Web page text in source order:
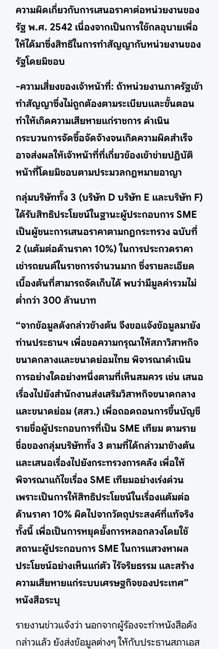
ความผิดเกี่ยวกับการเสนอราคาต่อหน่วยงานของ
รัฐ พ.ศ. 2542 เนื่องจากเป็นการใช้กลอุบายเพื่อ
ให้ได้มาซึ่งสิทธิในการทำสัญญากับหน่วยงานของ
รัฐโดยมิชอบ
-ความเสี่ยงของเจ้าหน้าที่: ถ้าหน่วยงานภาครัฐเข้า
ทำสัญญาซึ่งไม่ถูกต้องตามระเบียบและขั้นตอน
ทำให้เกิดความเสียหายแก่ราชการ ดำเนิน
กระบวนการจัดซื้อจัดจ้างจนเกิดความผิดสำเร็จ
อาจส่งผลให้เจ้าหน้าที่ที่เกี่ยวข้องเข้าข่ายปฏิบัติ
หน้าที่โดยมิชอบตามประมวลกฎหมายอาญา
กลุ่มบริษัททั้ง 3 (บริษัท D บริษัท E และบริษัท F)
ได้รับสิทธิประโยชน์ในฐานะผู้ประกอบการ SME
เป็นผู้ชนะการเสนอราคาตามกฎกระทรวง ฉบับที่
2 (แต้มต่อด้านราคา 10%) ในการประกวดราคา
เช่ารถยนต์ในราชการจำนวนมาก ซึ่งรายละเอียด
เบื้องต้นที่สามารถจัดเก็บได้ พบว่ามีมูลค่ารวมไม่
ต่ำกว่า 300 ล้านบาท
“จากข้อมูลดังกล่าวข้างต้น จึงขอแจ้งข้อมูลมายัง
ท่านประธานฯ เพื่อขอความกรุณาให้สภาวิสาหกิจ
ขนาดกลางและขนาดย่อมไทย พิจารณาดำเนิน
การอย่างใดอย่างหนึ่งตามที่เห็นสมควร เช่น เสนอ
เรื่องไปยังสำนักงานส่งเสริมวิสาหกิจขนาดกลาง
และขนาดย่อม (สสว.) เพื่อถอดถอนการขึ้นบัญชี
รายชื่อผู้ประกอบการที่เป็น SME เทียม ตามราย
ชื่อของกลุ่มบริษัททั้ง 3 ตามที่ได้กล่าวมาข้างต้น
และเสนอเรื่องไปยังกระทรวงการคลัง เพื่อให้
พิจารณาแก้ไขเรื่อง SME เทียมอย่างเร่งด่วน
เพราะเป็นการให้สิทธิประโยชน์ในเรื่องแต้มต่อ
ด้านราคา 10% ผิดไปจากวัตถุประสงค์ที่แท้จริง
ทั้งนี้ เพื่อเป็นการหยุดยั้งการหลอกลวงโดยใช้
สถานะผู้ประกอบการ SME ในการแสวงหาผล
ประโยชน์อย่างเห็นแก่ตัว ไร้จริยธรรม และสร้าง
ความเสียหายแก่ระบบเศรษฐกิจของประเทศ”
หนังสือระบุ
รายงานข่าวแจ้งว่า นอกจากผู้ร้องจะทำหนังสือดัง
กล่าวแล้ว ยังส่งข้อมูลต่างๆ ให้กับประธานสภาเอส